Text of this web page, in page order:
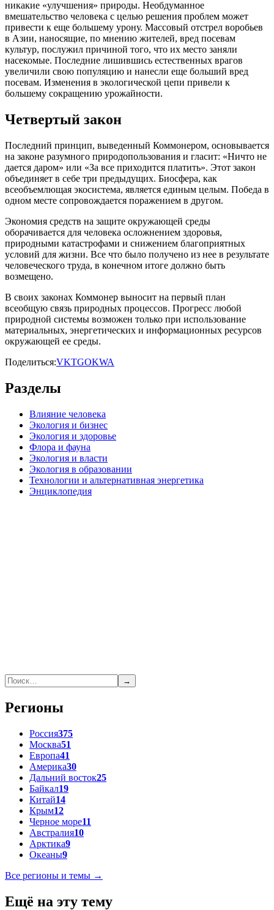
никакие «улучшения» природы. Необдуманное
вмешательство человека с целью решения проблем может
привести к еще большему урону. Массовый отстрел воробьев
в Азии, наносящие, по мнению жителей, вред посевам
культур, послужил причиной того, что их место заняли
насекомые. Последние лишившись естественных врагов
увеличили свою популяцию и нанесли еще больший вред
посевам. Изменения в экологической цепи привели к
большему сокращению урожайности.
Четвертый закон
Последний принцип, выведенный Коммонером, основывается
на законе разумного природопользования и гласит: «Ничто не
дается даром» или «За все приходится платить». Этот закон
объединяет в себе три предыдущих. Биосфера, как
всеобъемлющая экосистема, является единым целым. Победа в
одном месте сопровождается поражением в другом.
Экономия средств на защите окружающей среды
оборачивается для человека осложнением здоровья,
природными катастрофами и снижением благоприятных
условий для жизни. Все что было получено из нее в результате
человеческого труда, в конечном итоге должно быть
возмещено.
В своих законах Коммонер выносит на первый план
всеобщую связь природных процессов. Прогресс любой
природной системы возможен только при использование
материальных, энергетических и информационных ресурсов
окружающей ее среды.
Поделиться:VKTGOKWA
Разделы
Влияние человека
Экология и бизнес
Экология и здоровье
Флора и фауна
Экология и власти
Экология в образовании
Технологии и альтернативная энергетика
Энциклопедия
→
Регионы
Россия375
Москва51
Европа41
Америка30
Дальний восток25
Байкал19
Китай14
Крым12
Черное море11
Австралия10
Арктика9
Океаны9
Все регионы и темы →
Ещё на эту тему